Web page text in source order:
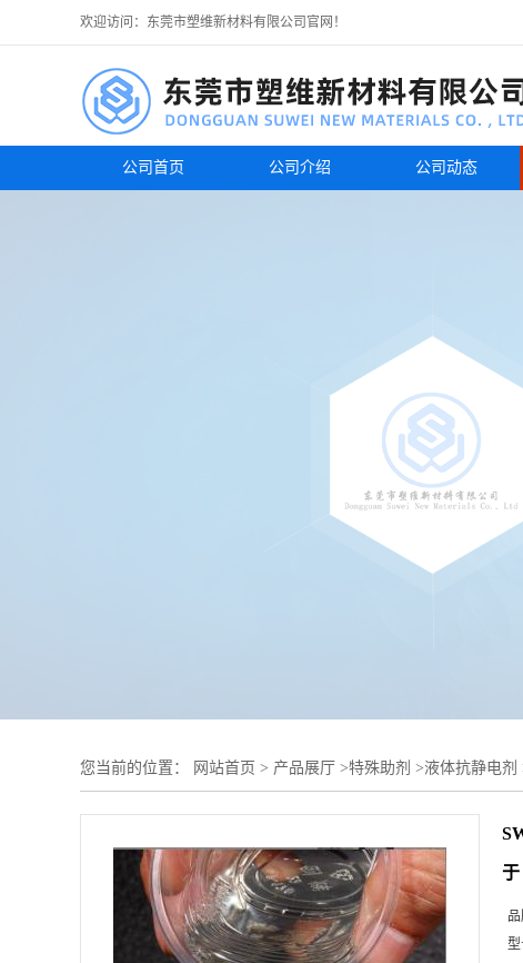
欢迎访问：东莞市塑维新材料有限公司官网！
公司首页 公司介绍 公司动态
您当前的位置： 网站首页 > 产品展厅 >特殊助剂 >液体抗静电剂
于
品
型